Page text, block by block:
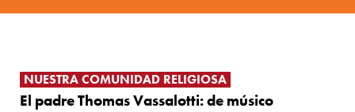
NUESTRA COMUNIDAD RELIGIOSA
El padre Thomas Vassalotti: de músico